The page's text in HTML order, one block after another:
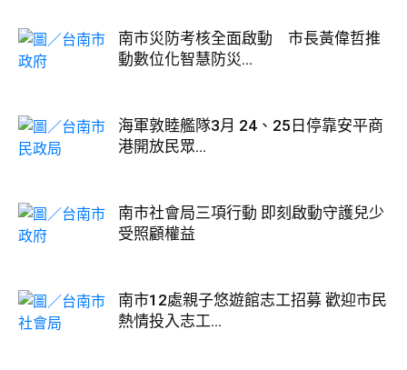
南市災防考核全面啟動 市長黃偉哲推
動數位化智慧防災...
海軍敦睦艦隊3月 24、25日停靠安平商
港開放民眾...
南市社會局三項行動 即刻啟動守護兒少
受照顧權益
南市12處親子悠遊館志工招募 歡迎市民
熱情投入志工...